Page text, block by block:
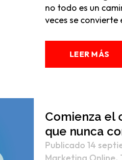
no todo es un
veces se convierte
LEER MÁS
Comienza el
que nunca
Publicado 14